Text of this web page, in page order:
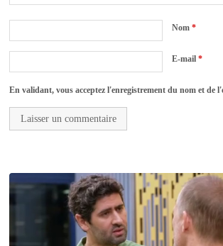
Nom*
E-mail*
En validant, vous acceptez l'enregistrement du nom et de